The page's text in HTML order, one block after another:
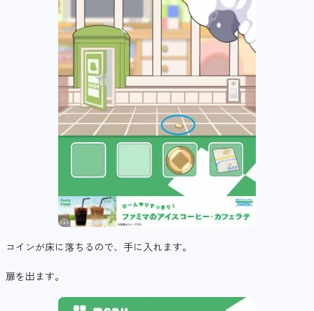
コインが床に落ちるので、手に入れます。
扉を出ます。